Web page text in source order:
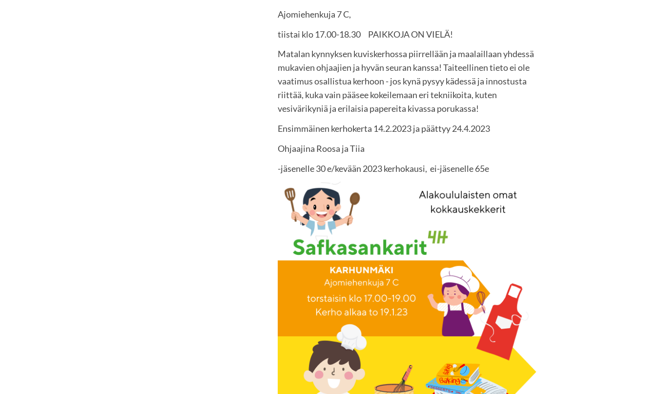
Ajomiehenkuja 7 C,
tiistai klo 17.00-18.30 PAIKKOJA ON VIELÄ!
Matalan kynnyksen kuviskerhossa piirrellään ja maalaillaan yhdessä
mukavien ohjaajien ja hyvän seuran kanssa! Taiteellinen tieto ei ole
vaatimus osallistua kerhoon - jos kynä pysyy kädessä ja innostusta
riittää, kuka vain pääsee kokeilemaan eri tekniikoita, kuten
vesivärikyniä ja erilaisia papereita kivassa porukassa!
Ensimmäinen kerhokerta 14.2.2023 ja päättyy 24.4.2023
Ohjaajina Roosa ja Tiia
-jäsenelle 30 e/kevään 2023 kerhokausi, ei-jäsenelle 65e